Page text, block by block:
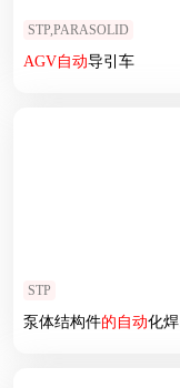
STP,PARASOLID
AGV自动导引车
STP
泵体结构件的自动化焊接岗位